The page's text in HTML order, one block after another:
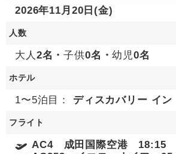
2026年11月20日(金)
人数
大人 2名・子供0名・幼児0名
ホテル
1〜5泊目： ディスカバリー イン
フライト
AC4 成田国際空港 18:15